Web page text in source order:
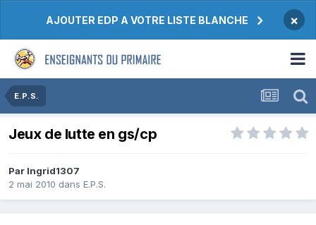
AJOUTER EDP A VOTRE LISTE BLANCHE ×
E.P.S.
Jeux de lutte en gs/cp
Par Ingrid1307
2 mai 2010 dans E.P.S.